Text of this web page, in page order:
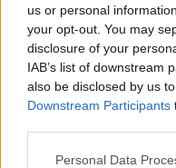
us or personal
your opt-out. You may
disclosure of your
IAB’s list of downstream
also be disclosed by us
Downstream Participants
Personal Data